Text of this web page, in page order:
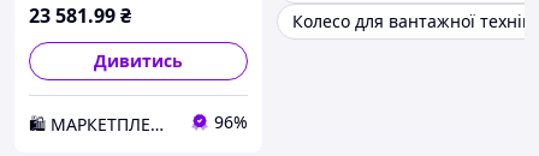
23 581.99₴
Дивитись
🛍️ МАРКЕТПЛЕЙС DMD 96%
Колесо для вантажної